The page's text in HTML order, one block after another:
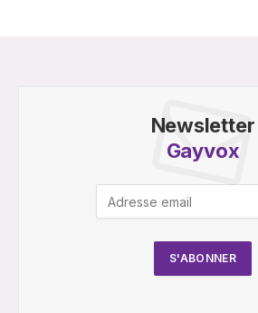
Newsletter
Gayvox